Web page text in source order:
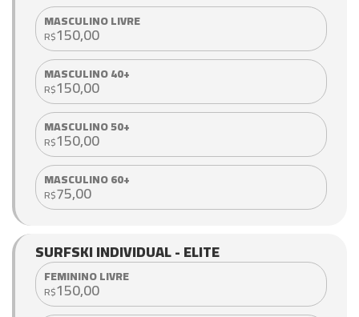
MASCULINO LIVRE
R$150,00
MASCULINO 40+
R$150,00
MASCULINO 50+
R$150,00
MASCULINO 60+
R$75,00
SURFSKI INDIVIDUAL - ELITE
FEMININO LIVRE
R$150,00